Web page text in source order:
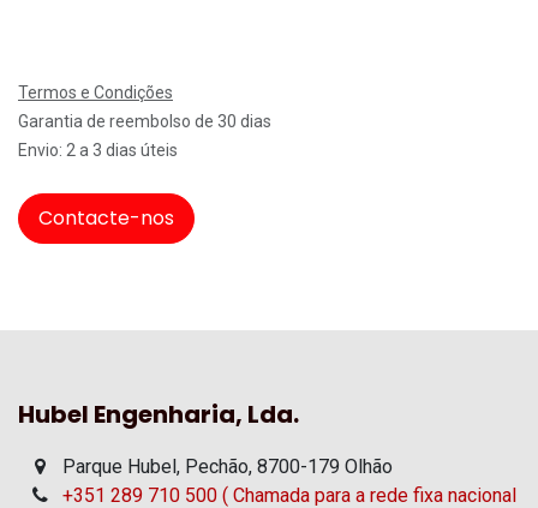
Termos e Condições
Garantia de reembolso de 30 dias
Envio: 2 a 3 dias úteis
Contacte-nos
Hubel Engenharia, Lda.
Parque Hubel, Pechão, 8700-179 Olhão
+351 289 710 500 ( Chamada para a rede fixa nacional